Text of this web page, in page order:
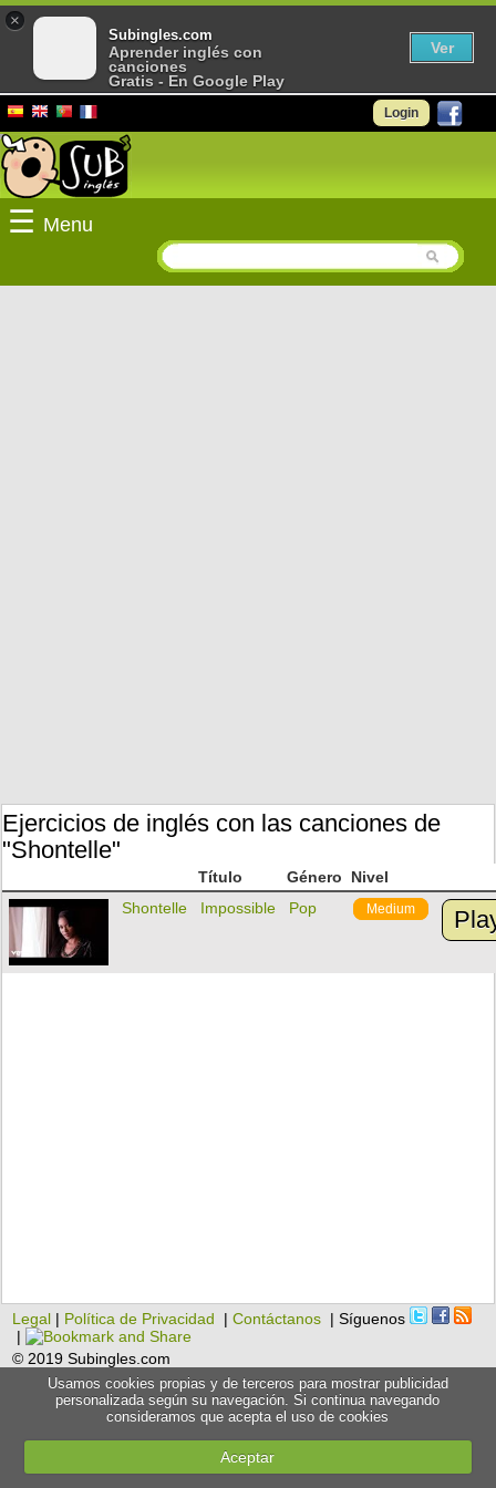
Login
☰ Menu
Ejercicios de inglés con las canciones de
"Shontelle"
Título Género
Nivel
Shontelle
Impossible Pop Medium
Legal | Política de Privacidad |Contáctanos | Síguenos
|
© 2019 Subingles.com
Usamos cookies propias y de terceros para mostrar publicidad
personalizada según su navegación. Si continua navegando
consideramos que acepta el uso de cookies
Aceptar
×
Subingles.com
Aprender inglés con
canciones
Gratis - En Google Play
Ver